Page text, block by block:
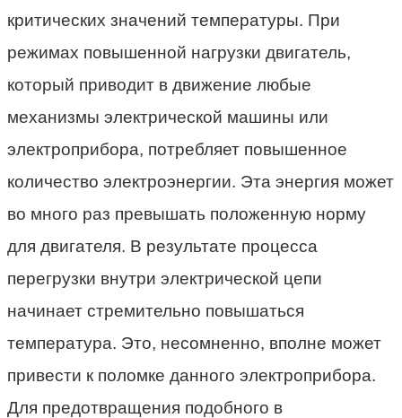
критических значений температуры. При
режимах повышенной нагрузки двигатель,
который приводит в движение любые
механизмы электрической машины или
электроприбора, потребляет повышенное
количество электроэнергии. Эта энергия может
во много раз превышать положенную норму
для двигателя. В результате процесса
перегрузки внутри электрической цепи
начинает стремительно повышаться
температура. Это, несомненно, вполне может
привести к поломке данного электроприбора.
Для предотвращения подобного в